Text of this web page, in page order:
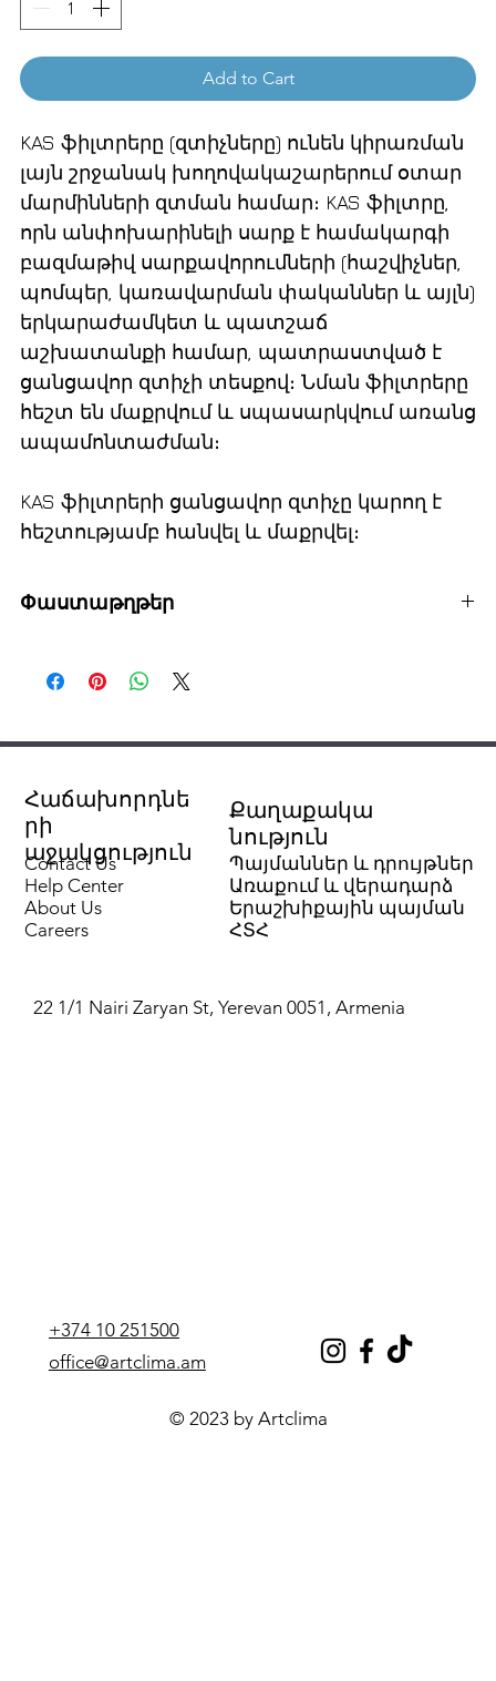
Add to Cart
KAS ֆիլտրերը (զտիչները) ունեն կիրառման
լայն շրջանակ խողովակաշարերում օտար
մարմինների զտման համար։ KAS ֆիլտրը,
որն անփոխարինելի սարք է համակարգի
բազմաթիվ սարքավորումների (հաշվիչներ,
պոմպեր, կառավարման փականներ և այլն)
երկարաժամկետ և պատշաճ
աշխատանքի համար, պատրաստված է
ցանցավոր զտիչի տեսքով։ Նման ֆիլտրերը
հեշտ են մաքրվում և սպասարկվում առանց
ապամոնտաժման։
KAS ֆիլտրերի ցանցավոր զտիչը կարող է
հեշտությամբ հանվել և մաքրվել։
Փաստաթղթեր
Հաճախորդնե
րի
աջակցություն
Քաղաքակա
նություն
Contact Us
Help Center
About Us
Careers
Պայմաններ և դրույթներ
Առաքում և վերադարձ
Երաշխիքային պայման
ՀՏՀ
+374 10 251500
22 1/1 Nairi Zaryan St, Yerevan 0051, Armenia
office@artclima.am
© 2023 by Artclima